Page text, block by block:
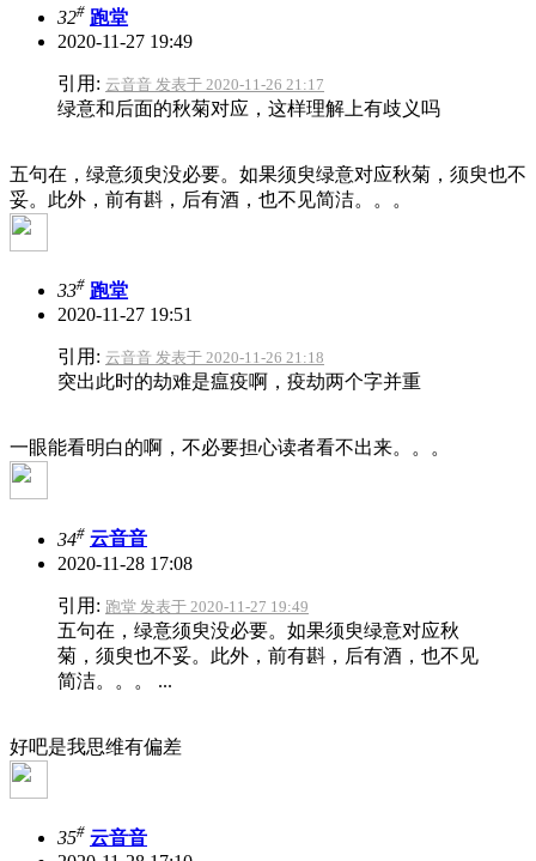
32# 跑堂
2020-11-27 19:49
引用: 云音音 发表于 2020-11-26 21:17
绿意和后面的秋菊对应，这样理解上有歧义吗
五句在，绿意须臾没必要。如果须臾绿意对应秋菊，须臾也不
妥。此外，前有斟，后有酒，也不见简洁。。。
33# 跑堂
2020-11-27 19:51
引用: 云音音 发表于 2020-11-26 21:18
突出此时的劫难是瘟疫啊，疫劫两个字并重
一眼能看明白的啊，不必要担心读者看不出来。。。
34# 云音音
2020-11-28 17:08
引用: 跑堂 发表于 2020-11-27 19:49
五句在，绿意须臾没必要。如果须臾绿意对应秋
菊，须臾也不妥。此外，前有斟，后有酒，也不见
简洁。。。 ...
好吧是我思维有偏差
35# 云音音